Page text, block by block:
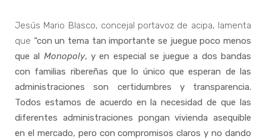
Jesús Mario Blasco, concejal portavoz de acipa, lamenta
que “con un tema tan importante se juegue poco menos
que al Monopoly, y en especial se juegue a dos bandas
con familias ribereñas que lo único que esperan de las
administraciones son certidumbres y transparencia.
Todos estamos de acuerdo en la necesidad de que las
diferentes administraciones pongan vivienda asequible
en el mercado, pero con compromisos claros y no dando